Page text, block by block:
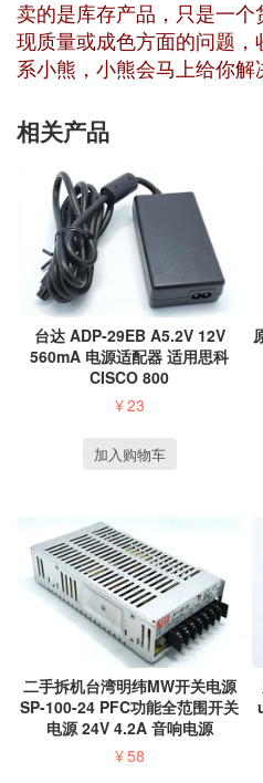
卖的是库存产品，只是一个
现质量或成色方面的问题
系小熊，小熊会马上给你解
相关产品
台达 ADP-29EB A5.2V 12V
560mA 电源适配器 适用思科
CISCO 800
¥23
加入购物车
二手拆机台湾明纬MW开关电源
SP-100-24 PFC功能全范围开关
电源 24V 4.2A 音响电源
¥58